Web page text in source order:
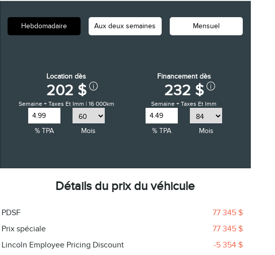
Détails du prix du véhicule
PDSF
77 345 $
Prix spéciale
77 345 $
Lincoln Employee Pricing Discount
-5 354 $
Hebdomadaire Aux deux semaines Mensuel
Location dès
202 $
Semaine + Taxes Et Imm | 16 000km
% TPA Mois
Financement dès
232 $
Semaine + Taxes Et Imm
% TPA Mois